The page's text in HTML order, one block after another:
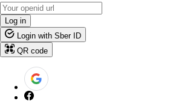
Log in
Login with Sber ID
QR code